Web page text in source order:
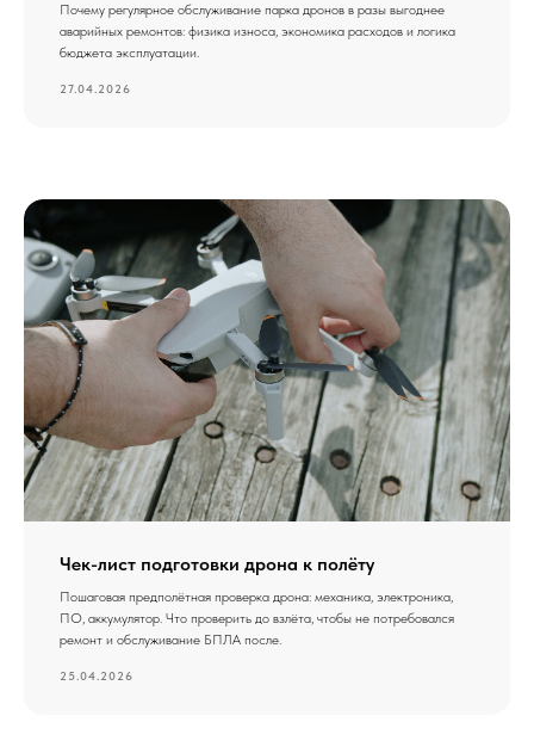
Почему регулярное обслуживание парка дронов в разы выгоднее
аварийных ремонтов: физика износа, экономика расходов и логика
бюджета эксплуатации.
27.04.2026
Чек-лист подготовки дрона к полёту
Пошаговая предполётная проверка дрона: механика, электроника,
ПО, аккумулятор. Что проверить до взлёта, чтобы не потребовался
ремонт и обслуживание БПЛА после.
25.04.2026